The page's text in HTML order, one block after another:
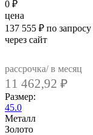
0 ₽
цена
137 555 ₽ по запросу
через сайт
рассрочка/ в месяц
11 462,92 ₽
Размер:
45.0
Металл
Золото